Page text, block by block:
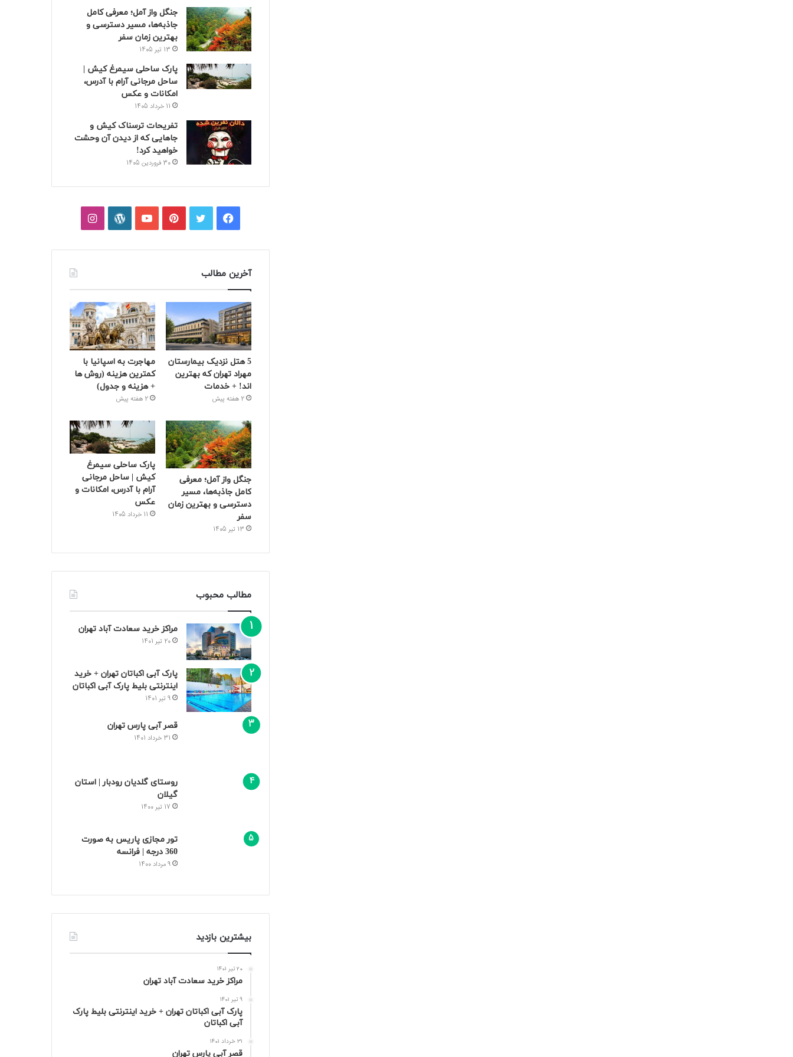
جنگل واز آمل؛ معرفی کامل
جاذبه‌ها، مسیر دسترسی و
بهترین زمان سفر
13 تیر 1405
پارک ساحلی سیمرغ کیش |
ساحل مرجانی آرام با آدرس،
امکانات و عکس
11 خرداد 1405
تفریحات ترسناک کیش و
جاهایی که از دیدن آن وحشت
خواهید کرد!
30 فروردین 1405
فیسبوکتوییترپینتریستیوتیوبوردپرساینستاگرام
آخرین مطالب
5 هتل نزدیک بیمارستان
مهراد تهران که بهترین‌
اند! + خدمات
2 هفته پیش
مهاجرت به اسپانیا با
کمترین هزینه (روش ها
+ هزینه و جدول)
2 هفته پیش
جنگل واز آمل؛ معرفی
کامل جاذبه‌ها، مسیر
دسترسی و بهترین زمان
سفر
13 تیر 1405
پارک ساحلی سیمرغ
کیش | ساحل مرجانی
آرام با آدرس، امکانات و
عکس
11 خرداد 1405
مطالب محبوب
مراکز خرید سعادت‌ آباد تهران
20 تیر 1401
پارک آبی اکباتان تهران + خرید
اینترنتی بلیط پارک آبی اکباتان
9 تیر 1401
قصر آبی پارس تهران
31 خرداد 1401
روستای گلدیان رودبار | استان
گیلان
17 تیر 1400
تور مجازی پاریس به صورت
360 درجه | فرانسه
9 مرداد 1400
بیشترین بازدید
20 تیر 1401
مراکز خرید سعادت‌ آباد تهران
9 تیر 1401
پارک آبی اکباتان تهران + خرید اینترنتی بلیط پارک
آبی اکباتان
31 خرداد 1401
قصر آبی پارس تهران